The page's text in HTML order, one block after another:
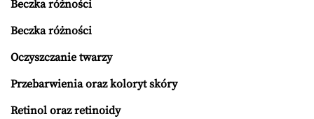
Beczka różności
Beczka różności
Oczyszczanie twarzy
Przebarwienia oraz koloryt skóry
Retinol oraz retinoidy